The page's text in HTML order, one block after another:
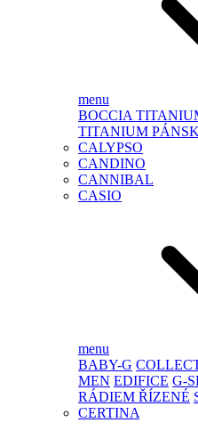
menu
BOCCIA
TITANIUM
CALYPSO
CANDINO
CANNIBAL
CASIO
menu
BABY-G
MEN EDIFICE G-
RÁDIEM ŘÍZENÉ
CERTINA